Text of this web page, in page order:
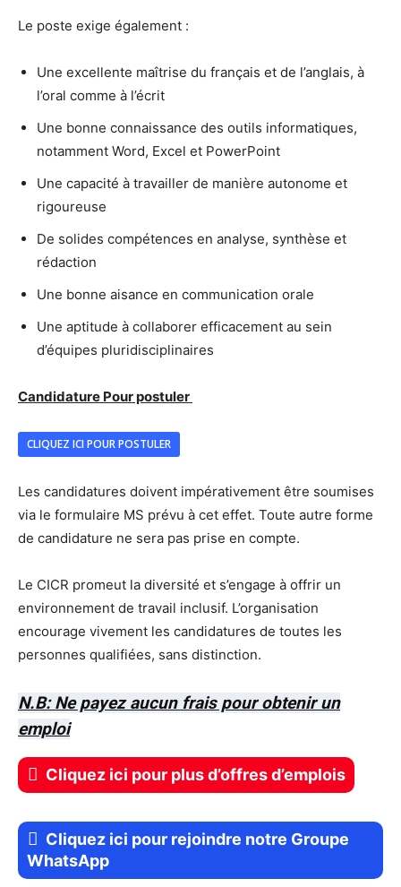
Le poste exige également :
Une excellente maîtrise du français et de l’anglais, à
l’oral comme à l’écrit
Une bonne connaissance des outils informatiques,
notamment Word, Excel et PowerPoint
Une capacité à travailler de manière autonome et
rigoureuse
De solides compétences en analyse, synthèse et
rédaction
Une bonne aisance en communication orale
Une aptitude à collaborer efficacement au sein
d’équipes pluridisciplinaires
Candidature Pour postuler
CLIQUEZ ICI POUR POSTULER
Les candidatures doivent impérativement être soumises
via le formulaire MS prévu à cet effet. Toute autre forme
de candidature ne sera pas prise en compte.
Le CICR promeut la diversité et s’engage à offrir un
environnement de travail inclusif. L’organisation
encourage vivement les candidatures de toutes les
personnes qualifiées, sans distinction.
N.B: Ne payez aucun frais pour obtenir un
emploi
Cliquez ici pour plus d’offres d’emplois
Cliquez ici pour rejoindre notre Groupe
WhatsApp